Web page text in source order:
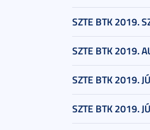
SZTE BTK 2019.
SZTE BTK 2019.
SZTE BTK 2019.
SZTE BTK 2019.